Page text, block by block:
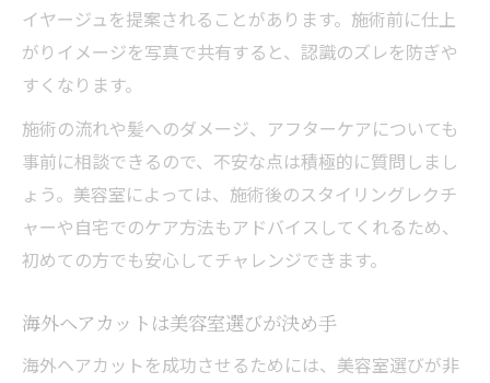
イヤージュを提案されることがあります。施術前に仕上
がりイメージを写真で共有すると、認識のズレを防ぎや
すくなります。
施術の流れや髪へのダメージ、アフターケアについても
事前に相談できるので、不安な点は積極的に質問しまし
ょう。美容室によっては、施術後のスタイリングレクチ
ャーや自宅でのケア方法もアドバイスしてくれるため、
初めての方でも安心してチャレンジできます。
海外ヘアカットは美容室選びが決め手
海外ヘアカットを成功させるためには、美容室選びが非